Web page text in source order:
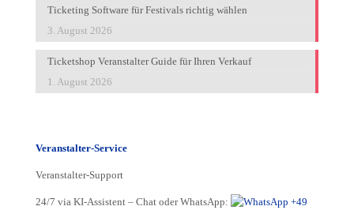
Ticketing Software für Festivals richtig wählen
3. August 2026
Ticketshop Veranstalter Guide für Ihren Verkauf
1. August 2026
Veranstalter-Service
Veranstalter-Support
24/7 via KI-Assistent – Chat oder WhatsApp:
+49